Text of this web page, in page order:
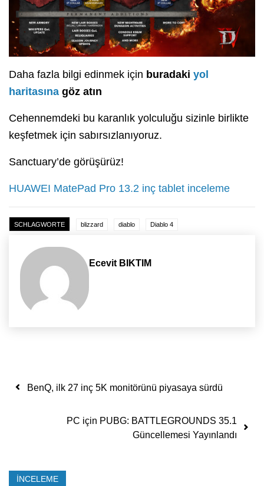
Daha fazla bilgi edinmek için buradaki yol
haritasına göz atın
Cehennemdeki bu karanlık yolculuğu sizinle birlikte
keşfetmek için sabırsızlanıyoruz.
Sanctuary’de görüşürüz!
HUAWEI MatePad Pro 13.2 inç tablet inceleme
SCHLAGWORTE blizzard diablo Diablo 4
Ecevit BIKTIM
Yazı dolaşımı
BenQ, ilk 27 inç 5K monitörünü piyasaya sürdü
PC için PUBG: BATTLEGROUNDS 35.1
Güncellemesi Yayınlandı
İNCELEME